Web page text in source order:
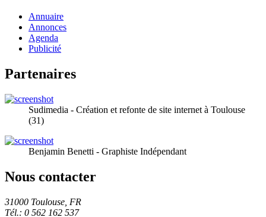
Annuaire
Annonces
Agenda
Publicité
Partenaires
Sudimedia - Création et refonte de site internet à Toulouse
(31)
Benjamin Benetti - Graphiste Indépendant
Nous contacter
31000 Toulouse, FR
Tél.: 0 562 162 537